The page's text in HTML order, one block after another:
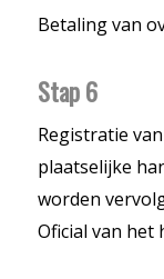
Betaling van
Stap 6
Registratie
plaatselijke
worden
Oficial van het